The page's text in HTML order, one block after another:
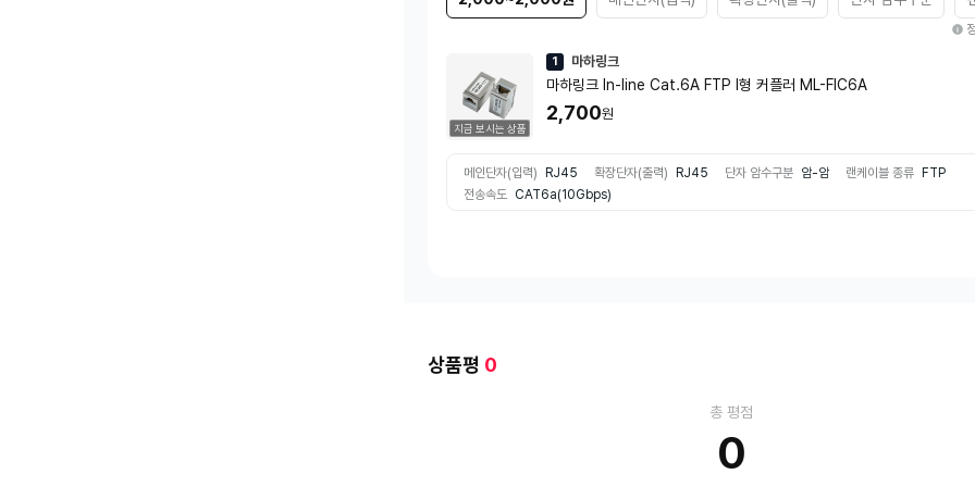
지금 보시는 상품
1 마하링크
마하링크 In-line Cat.6A FTP I형 커플러 ML-FIC6A
2,700원
메인단자(입력) RJ45 확장단자(출력) RJ45 단자 암수구분 암-암 랜케이블 종류
FTP
전송속도 CAT6a(10Gbps)
상품평 0
총 평점
0